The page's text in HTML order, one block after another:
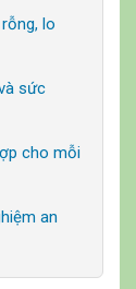
lo
sức
cho mỗi
an